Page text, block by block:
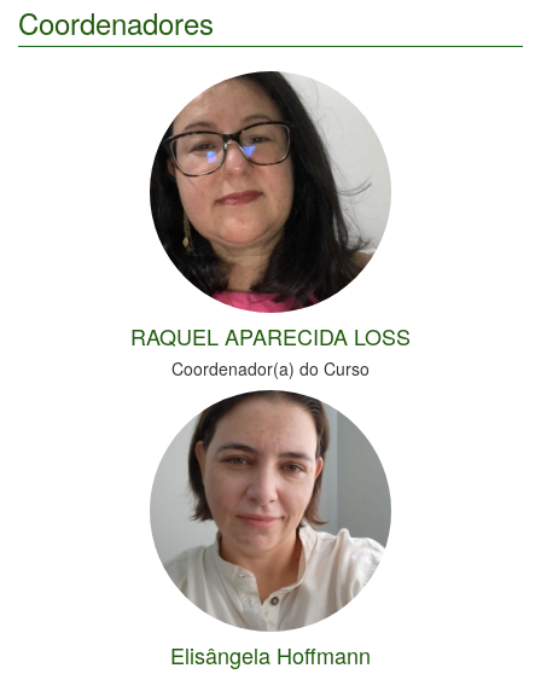
Coordenadores
RAQUEL APARECIDA LOSS
Coordenador(a) do Curso
Elisângela Hoffmann